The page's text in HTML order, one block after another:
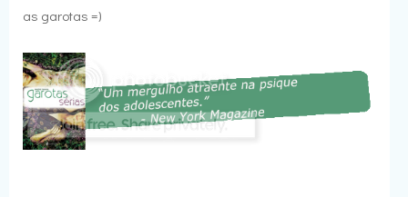
as garotas =)